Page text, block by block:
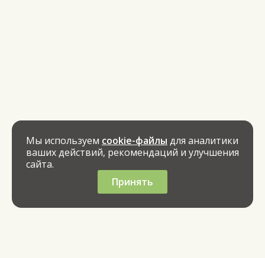
Мы используем cookie-файлы для аналитики
ваших действий, рекомендаций и улучшения
сайта.
Принять